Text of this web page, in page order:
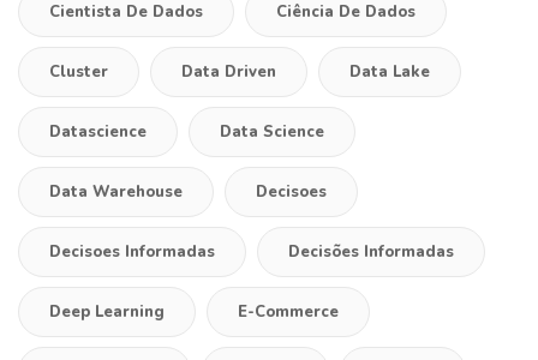
Cientista De Dados Ciência De Dados
Cluster Data Driven Data Lake
Datascience Data Science
Data Warehouse Decisoes
Decisoes Informadas Decisões Informadas
Deep Learning E-Commerce